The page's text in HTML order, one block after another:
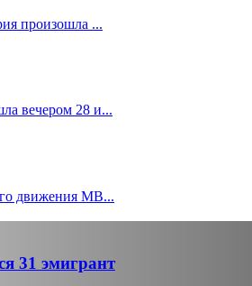
произошла ...
вечером 28 и...
движения МВ...
31 эмигрант